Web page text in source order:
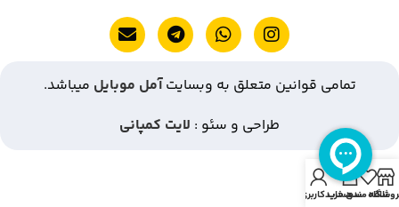
تمامی قوانین متعلق به وبسایتآمل موبایل میباشد.
طراحی و سئو : لایت کمپانی
علاقه مندیسبد خرید
حساب کاربری من